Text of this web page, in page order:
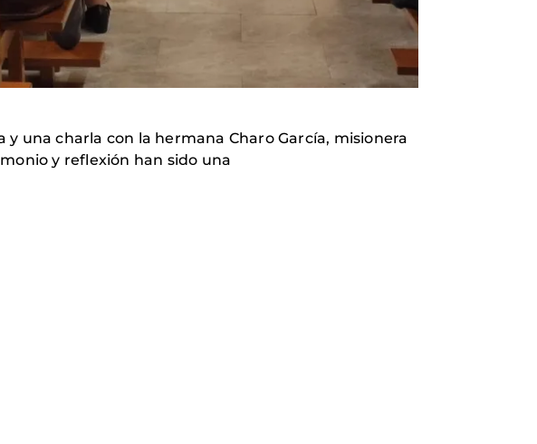
una charla con la hermana Charo García, misionera
y reflexión han sido una